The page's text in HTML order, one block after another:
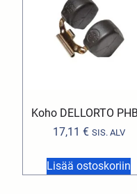
Koho DELLORTO
17,11 € SIS. ALV
Lisää ostoskoriin